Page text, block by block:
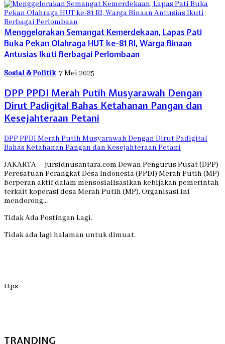
Menggelorakan Semangat Kemerdekaan, Lapas Pati
Buka Pekan Olahraga HUT ke-81 RI, Warga Binaan
Antusias Ikuti Berbagai Perlombaan
Sosial & Politik 7 Mei 2025
DPP PPDI Merah Putih Musyarawah Dengan
Dirut Padigital Bahas Ketahanan Pangan dan
Kesejahteraan Petani
DPP PPDI Merah Putih Musyarawah Dengan Dirut Padigital
Bahas Ketahanan Pangan dan Kesejahteraan Petani
JAKARTA – jursidnusantara.com Dewan Pengurus Pusat (DPP)
Peresatuan Perangkat Desa Indonesia (PPDI) Merah Putih (MP)
berperan aktif dalam mensosialisasikan kebijakan pemerintah
terkait koperasi desa Merah Putih (MP). Organisasi ini
mendorong…
Tidak Ada Postingan Lagi.
Tidak ada lagi halaman untuk dimuat.
ttps
TRANDING